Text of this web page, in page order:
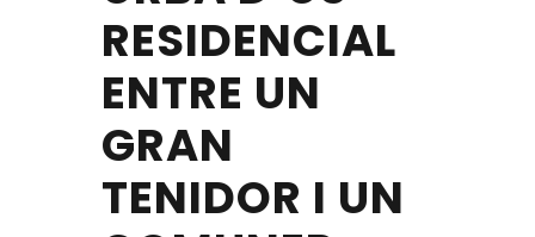
RESIDENCIAL
ENTRE UN
GRAN
TENIDOR I UN